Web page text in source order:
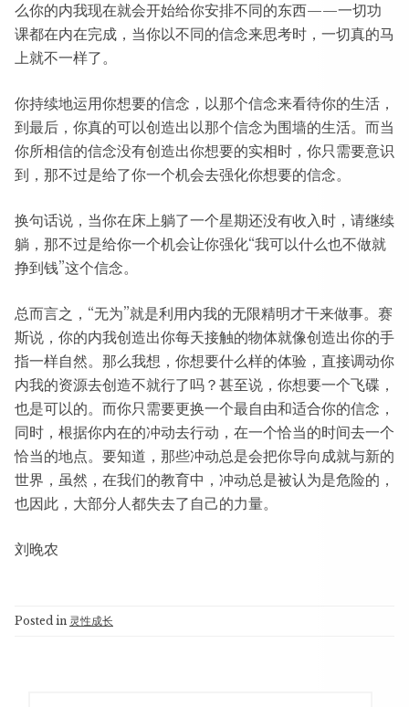
么你的内我现在就会开始给你安排不同的东西——一切功
课都在内在完成，当你以不同的信念来思考时，一切真的马
上就不一样了。
你持续地运用你想要的信念，以那个信念来看待你的生活，
到最后，你真的可以创造出以那个信念为围墙的生活。而当
你所相信的信念没有创造出你想要的实相时，你只需要意识
到，那不过是给了你一个机会去强化你想要的信念。
换句话说，当你在床上躺了一个星期还没有收入时，请继续
躺，那不过是给你一个机会让你强化“我可以什么也不做就
挣到钱”这个信念。
总而言之，“无为”就是利用内我的无限精明才干来做事。赛
斯说，你的内我创造出你每天接触的物体就像创造出你的手
指一样自然。那么我想，你想要什么样的体验，直接调动你
内我的资源去创造不就行了吗？甚至说，你想要一个飞碟，
也是可以的。而你只需要更换一个最自由和适合你的信念，
同时，根据你内在的冲动去行动，在一个恰当的时间去一个
恰当的地点。要知道，那些冲动总是会把你导向成就与新的
世界，虽然，在我们的教育中，冲动总是被认为是危险的，
也因此，大部分人都失去了自己的力量。
刘晚农
Posted in 灵性成长